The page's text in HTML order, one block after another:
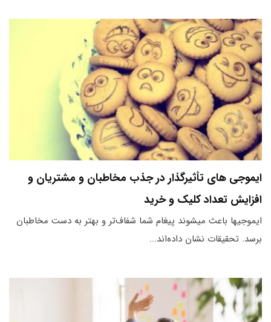
ایموجی های تأثیرگذار در جذب مخاطبان و مشتریان و
افزایش تعداد کلیک و خرید
ایموجی‎ها باعث می‎شوند پیغام شما شفاف‌تر و بهتر به دست مخاطبان
برسد. تحقیقات نشان داده‌اند...